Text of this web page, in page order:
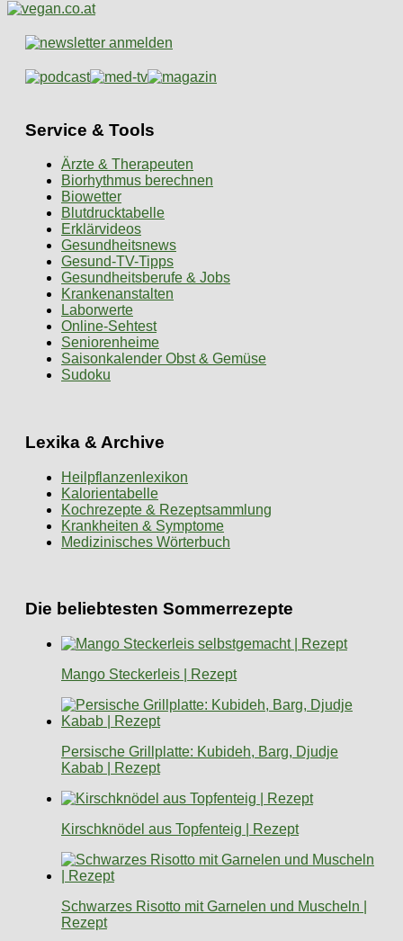
Service & Tools
Ärzte & Therapeuten
Biorhythmus berechnen
Biowetter
Blutdrucktabelle
Erklärvideos
Gesundheitsnews
Gesund-TV-Tipps
Gesundheitsberufe & Jobs
Krankenanstalten
Laborwerte
Online-Sehtest
Seniorenheime
Saisonkalender Obst & Gemüse
Sudoku
Lexika & Archive
Heilpflanzenlexikon
Kalorientabelle
Kochrezepte & Rezeptsammlung
Krankheiten & Symptome
Medizinisches Wörterbuch
Die beliebtesten Sommerrezepte
Mango Steckerleis | Rezept
Persische Grillplatte: Kubideh, Barg, Djudje
Kabab | Rezept
Kirschknödel aus Topfenteig | Rezept
Schwarzes Risotto mit Garnelen und Muscheln |
Rezept